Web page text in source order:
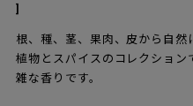
]
根、種、茎、果肉、皮から自然
植物とスパイスのコレクショ
雑な香りです。